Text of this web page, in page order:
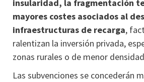
insularidad, la fragmentación
mayores costes asociados al
infraestructuras de recarga,
ralentizan la inversión privada,
zonas rurales o de menor
Las subvenciones se concederán